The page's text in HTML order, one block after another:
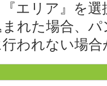
エリア』を
れた場合、
われない場